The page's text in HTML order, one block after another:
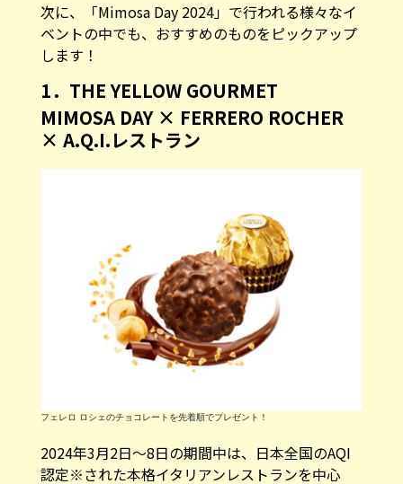
次に、「Mimosa Day 2024」で行われる様々なイ
ベントの中でも、おすすめのものをピックアップ
します！
1．THE YELLOW GOURMET
MIMOSA DAY × FERRERO ROCHER
× A.Q.I.レストラン
フェレロ ロシェのチョコレートを先着順でプレゼント！
2024年3月2日～8日の期間中は、日本全国のAQI
認定※された本格イタリアンレストランを中心